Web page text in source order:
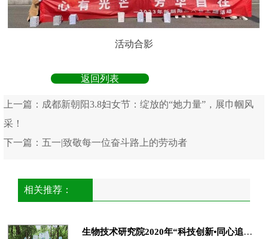
活动合影
返回列表
上一篇： 成都新朝阳3.8妇女节：绽放的“她力量”，展巾帼风
采！
下一篇： 五一|致敬每一位奋斗路上的劳动者
相关推荐：
生物技术研究院2020年“科技创新•同心追梦”户外活动